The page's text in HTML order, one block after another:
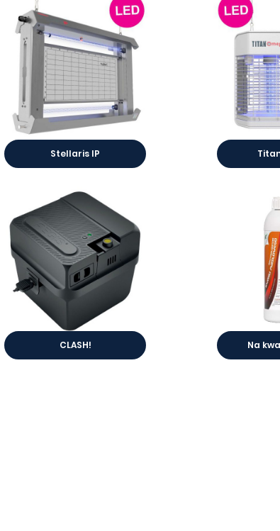
Stellaris IP
CLASH! Na